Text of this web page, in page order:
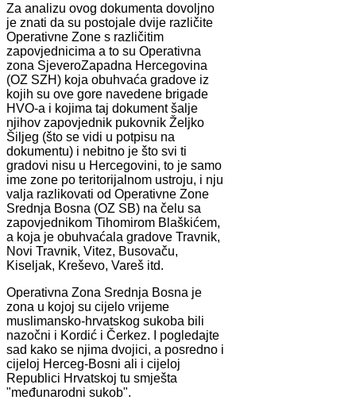
Za analizu ovog dokumenta dovoljno
je znati da su postojale dvije različite
Operativne Zone s različitim
zapovjednicima a to su Operativna
zona SjeveroZapadna Hercegovina
(OZ SZH) koja obuhvaća gradove iz
kojih su ove gore navedene brigade
HVO-a i kojima taj dokument šalje
njihov zapovjednik pukovnik Željko
Šiljeg (što se vidi u potpisu na
dokumentu) i nebitno je što svi ti
gradovi nisu u Hercegovini, to je samo
ime zone po teritorijalnom ustroju, i nju
valja razlikovati od Operativne Zone
Srednja Bosna (OZ SB) na čelu sa
zapovjednikom Tihomirom Blaškićem,
a koja je obuhvaćala gradove Travnik,
Novi Travnik, Vitez, Busovaču,
Kiseljak, Kreševo, Vareš itd.
Operativna Zona Srednja Bosna je
zona u kojoj su cijelo vrijeme
muslimansko-hrvatskog sukoba bili
nazočni i Kordić i Čerkez. I pogledajte
sad kako se njima dvojici, a posredno i
cijeloj Herceg-Bosni ali i cijeloj
Republici Hrvatskoj tu smješta
"međunarodni sukob".